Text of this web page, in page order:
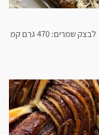
מקלות שמרים נוטלה וחלווה ( 10 יחידות גדולות ): לבצק שמרים: 470 גרם קמ